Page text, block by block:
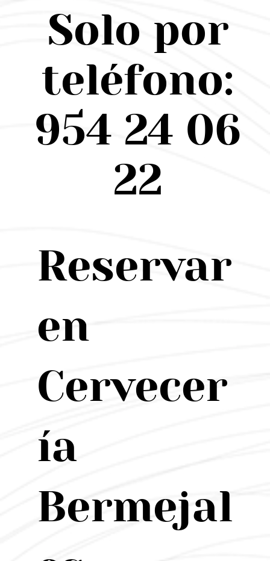
Reservar
en
Cervecer
ía
Bermejal
Solo por
teléfono:
954 24 06
22